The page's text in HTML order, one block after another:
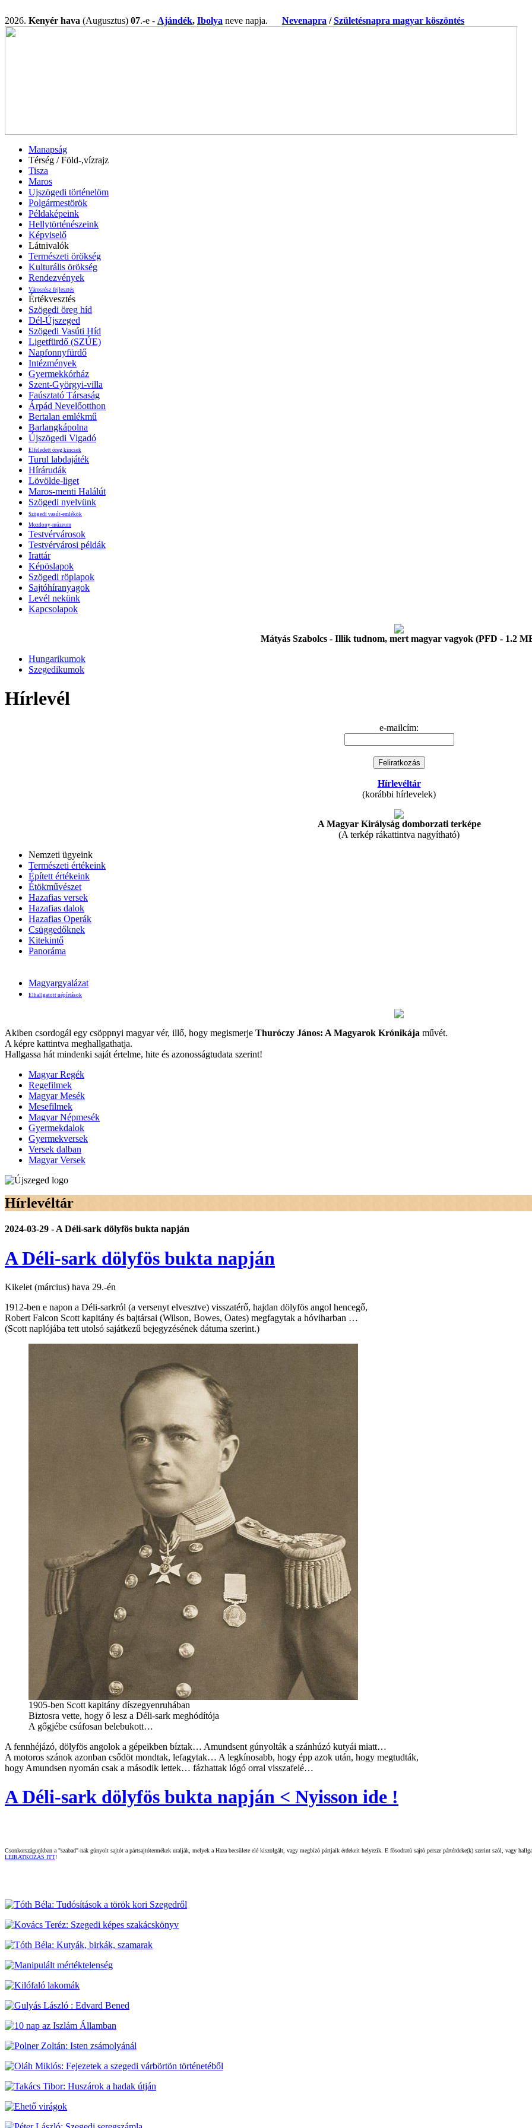
2026. Kenyér hava (Augusztus) 07.-e - Ajándék, Ibolya neve napja. Nevenapra /Születésnapra magyar köszöntés
Manapság
Térség / Föld-,vízrajz
Tisza
Maros
Ujszögedi történelöm
Polgármestörök
Példaképeink
Hellytörténészeink
Képviselő
Látnivalók
Természeti örökség
Kulturális örökség
Rendezvények
Városrész fejlesztés
Értékvesztés
Szögedi öreg híd
Dél-Újszeged
Szögedi Vasúti Híd
Ligetfürdő (SZÚE)
Napfonnyfürdő
Intézmények
Gyermekkórház
Szent-Györgyi-villa
Faúsztató Társaság
Árpád Nevelőotthon
Bertalan emlékmű
Barlangkápolna
Újszögedi Vigadó
Elfeledett öreg kincsek
Turul labdajáték
Hírárudák
Lövölde-liget
Maros-menti Halálút
Szögedi nyelvünk
Szögedi vasút-emlékök
Mozdony-múzeum
Testvérvárosok
Testvérvárosi példák
Irattár
Képöslapok
Szögedi röplapok
Sajtóhíranyagok
Levél nekünk
Kapcsolapok
Mátyás Szabolcs - Illik tudnom, mert magyar vagyok (PFD - 1.2
Hungarikumok
Szegedikumok
Hírlevél
e-mailcím:
Hírlevéltár
(korábbi hírlevelek)
A Magyar Királyság domborzati terképe
(A terkép rákattintva nagyítható)
Nemzeti ügyeink
Természeti értékeink
Épített értékeink
Étökművészet
Hazafias versek
Hazafias dalok
Hazafias Operák
Csüggedőknek
Kitekintő
Panoráma
Magyargyalázat
Elhallgatott népírtások
Akiben csordogál egy csöppnyi magyar vér, illő, hogy megismerje Thuróczy János: A Magyarok Krónikája művét.
A képre kattintva meghallgathatja.
Hallgassa hát mindenki saját értelme, hite és azonosságtudata szerint!
Magyar Regék
Regefilmek
Magyar Mesék
Mesefilmek
Magyar Népmesék
Gyermekdalok
Gyermekversek
Versek dalban
Magyar Versek
Hírlevéltár
2024-03-29 - A Déli-sark dölyfös bukta napján
A Déli-sark dölyfös bukta napján
Kikelet (március) hava 29.-én
1912-ben e napon a Déli-sarkról (a versenyt elvesztve) visszatérő, hajdan dölyfös angol hencegő,
Robert Falcon Scott kapitány és bajtársai (Wilson, Bowes, Oates) megfagytak a hóviharban …
(Scott naplójába tett utolsó sajátkezű bejegyzésének dátuma szerint.)
1905-ben Scott kapitány díszegyenruhában
Biztosra vette, hogy ő lesz a Déli-sark meghódítója
A gőgjébe csúfosan belebukott…
A fennhéjázó, dölyfös angolok a gépeikben bíztak… Amundsent gúnyolták a szánhúzó kutyái miatt…
A motoros szánok azonban csődöt mondtak, lefagytak… A legkínosabb, hogy épp azok után, hogy megtudták,
hogy Amundsen nyomán csak a második lettek… fázhattak lógó orral visszafelé…
A Déli-sark dölyfös bukta napján < Nyisson ide !
Csonkországunkban a "szabad"-nak gúnyolt sajtót a pártsajtótermékek uralják, melyek a Haza becsülete elé kiszolgált, vagy megbízó pártjaik érdekeit helyezik. E fősodratú sajtó persze pártérdeke(k) szerint szól, vagy
LEIRATKOZÁS ITT!